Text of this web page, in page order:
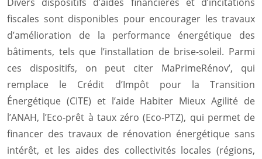
fiscales sont disponibles pour encourager les travaux
d’amélioration de la performance énergétique des
bâtiments, tels que l’installation de brise-soleil. Parmi
ces dispositifs, on peut citer MaPrimeRénov’, qui
remplace le Crédit d’Impôt pour la Transition
Énergétique (CITE) et l’aide Habiter Mieux Agilité de
l’ANAH, l’Eco-prêt à taux zéro (Eco-PTZ), qui permet de
financer des travaux de rénovation énergétique sans
intérêt, et les aides des collectivités locales (régions,